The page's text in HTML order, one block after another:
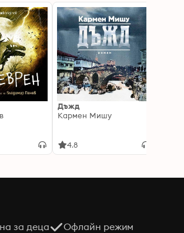
Дъжд
Кармен Мишу
4.8
за деца Офлайн режим